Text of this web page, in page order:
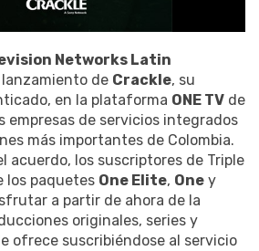
Networks Latin
de Crackle, su
en la plataforma ONE TV de
empresas de servicios integrados
más importantes de Colombia.
acuerdo, los suscriptores de Triple
los paquetes One Elite, One y
a partir de ahora de la
originales, series y
ofrece suscribiéndose al servicio